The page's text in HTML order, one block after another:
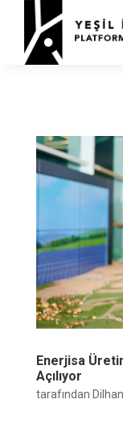
Enerjisa
Açılıyor
tarafından